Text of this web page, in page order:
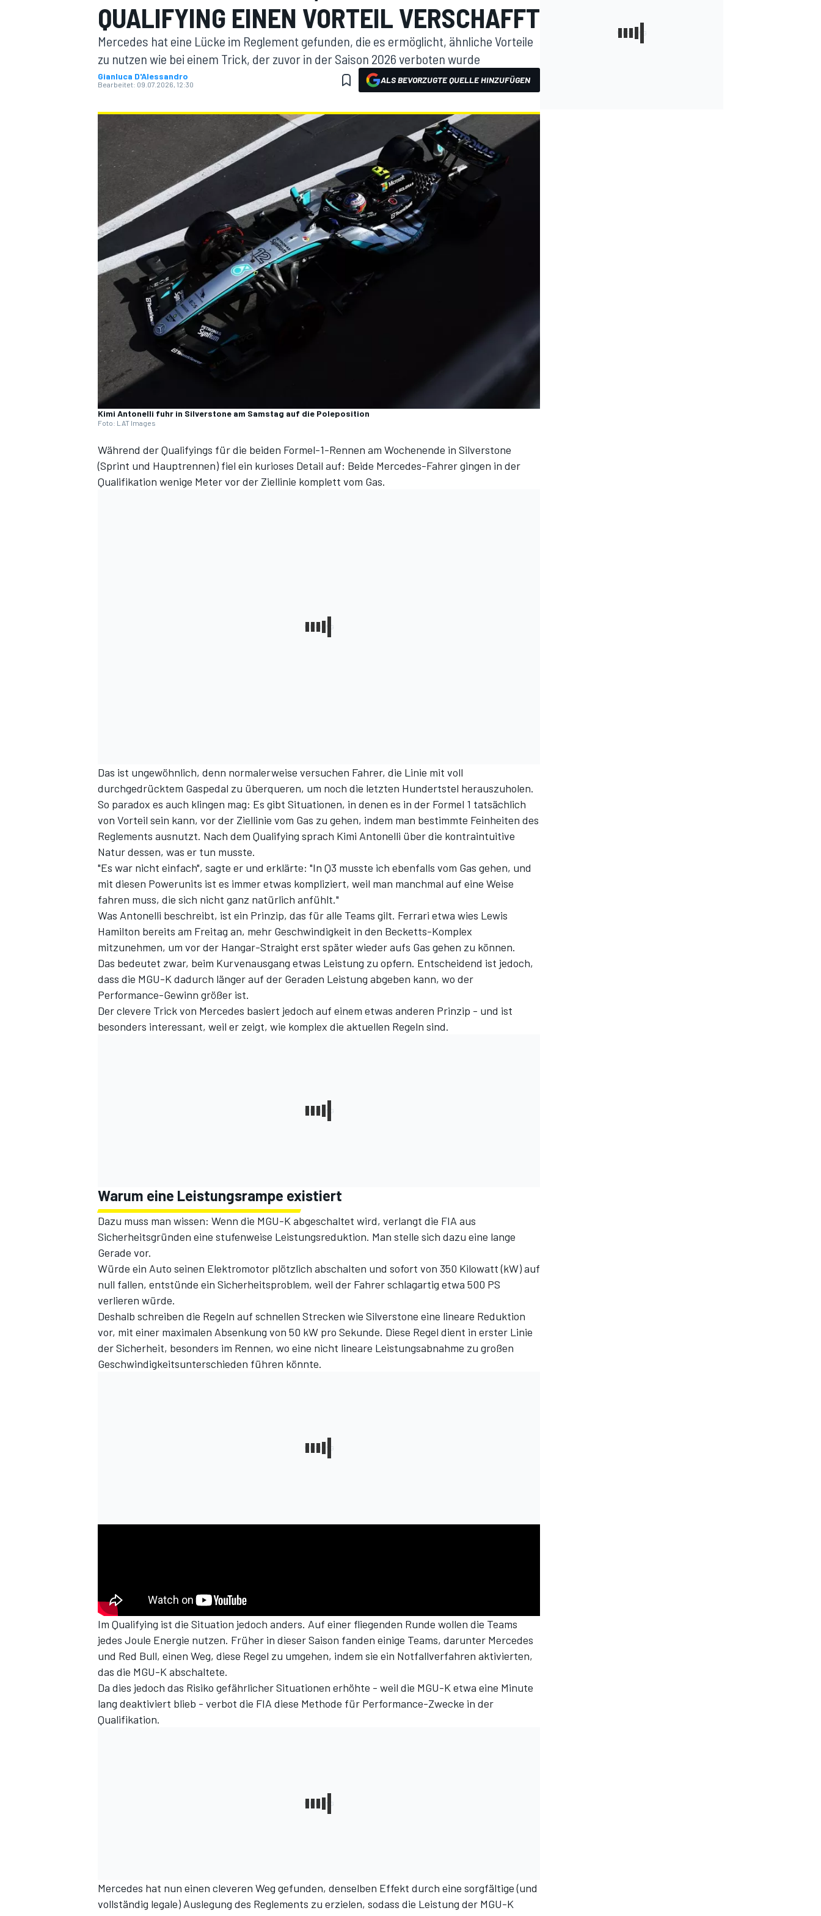
DTM
SPORTWAGEN
QUALIFYING EINEN VORTEIL VERSCHAFFT
Mercedes hat eine Lücke im Reglement gefunden, die es ermöglicht, ähnliche Vorteile
zu nutzen wie bei einem Trick, der zuvor in der Saison 2026 verboten wurde
Gianluca D'Alessandro
Bearbeitet: 09.07.2026, 12:30 ALS BEVORZUGTE QUELLE HINZUFÜGEN
Kimi Antonelli fuhr in Silverstone am Samstag auf die Poleposition
Foto: LAT Images
Während der Qualifyings für die beiden Formel-1-Rennen am Wochenende in Silverstone
(Sprint und Hauptrennen) fiel ein kurioses Detail auf: Beide Mercedes-Fahrer gingen in der
Qualifikation wenige Meter vor der Ziellinie komplett vom Gas.
Das ist ungewöhnlich, denn normalerweise versuchen Fahrer, die Linie mit voll
durchgedrücktem Gaspedal zu überqueren, um noch die letzten Hundertstel herauszuholen.
So paradox es auch klingen mag: Es gibt Situationen, in denen es in der Formel 1 tatsächlich
von Vorteil sein kann, vor der Ziellinie vom Gas zu gehen, indem man bestimmte Feinheiten des
Reglements ausnutzt. Nach dem Qualifying sprach Kimi Antonelli über die kontraintuitive
Natur dessen, was er tun musste.
"Es war nicht einfach", sagte er und erklärte: "In Q3 musste ich ebenfalls vom Gas gehen, und
mit diesen Powerunits ist es immer etwas kompliziert, weil man manchmal auf eine Weise
fahren muss, die sich nicht ganz natürlich anfühlt."
Was Antonelli beschreibt, ist ein Prinzip, das für alle Teams gilt. Ferrari etwa wies Lewis
Hamilton bereits am Freitag an, mehr Geschwindigkeit in den Becketts-Komplex
mitzunehmen, um vor der Hangar-Straight erst später wieder aufs Gas gehen zu können.
Das bedeutet zwar, beim Kurvenausgang etwas Leistung zu opfern. Entscheidend ist jedoch,
dass die MGU-K dadurch länger auf der Geraden Leistung abgeben kann, wo der
Performance-Gewinn größer ist.
Der clevere Trick von Mercedes basiert jedoch auf einem etwas anderen Prinzip - und ist
besonders interessant, weil er zeigt, wie komplex die aktuellen Regeln sind.
Warum eine Leistungsrampe existiert
Dazu muss man wissen: Wenn die MGU-K abgeschaltet wird, verlangt die FIA aus
Sicherheitsgründen eine stufenweise Leistungsreduktion. Man stelle sich dazu eine lange
Gerade vor.
Würde ein Auto seinen Elektromotor plötzlich abschalten und sofort von 350 Kilowatt (kW) auf
null fallen, entstünde ein Sicherheitsproblem, weil der Fahrer schlagartig etwa 500 PS
verlieren würde.
Deshalb schreiben die Regeln auf schnellen Strecken wie Silverstone eine lineare Reduktion
vor, mit einer maximalen Absenkung von 50 kW pro Sekunde. Diese Regel dient in erster Linie
der Sicherheit, besonders im Rennen, wo eine nicht lineare Leistungsabnahme zu großen
Geschwindigkeitsunterschieden führen könnte.
Im Qualifying ist die Situation jedoch anders. Auf einer fliegenden Runde wollen die Teams
jedes Joule Energie nutzen. Früher in dieser Saison fanden einige Teams, darunter Mercedes
und Red Bull, einen Weg, diese Regel zu umgehen, indem sie ein Notfallverfahren aktivierten,
das die MGU-K abschaltete.
Da dies jedoch das Risiko gefährlicher Situationen erhöhte - weil die MGU-K etwa eine Minute
lang deaktiviert blieb - verbot die FIA diese Methode für Performance-Zwecke in der
Qualifikation.
Mercedes hat nun einen cleveren Weg gefunden, denselben Effekt durch eine sorgfältige (und
vollständig legale) Auslegung des Reglements zu erzielen, sodass die Leistung der MGU-K